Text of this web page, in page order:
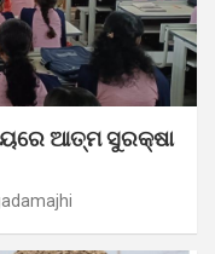
ଆତ୍ମ ସୁରକ୍ଷା